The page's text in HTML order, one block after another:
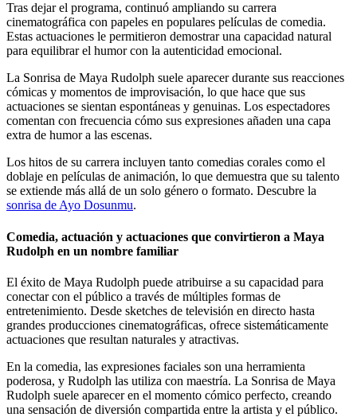
Tras dejar el programa, continuó ampliando su carrera
cinematográfica con papeles en populares películas de comedia.
Estas actuaciones le permitieron demostrar una capacidad natural
para equilibrar el humor con la autenticidad emocional.
La Sonrisa de Maya Rudolph suele aparecer durante sus reacciones
cómicas y momentos de improvisación, lo que hace que sus
actuaciones se sientan espontáneas y genuinas. Los espectadores
comentan con frecuencia cómo sus expresiones añaden una capa
extra de humor a las escenas.
Los hitos de su carrera incluyen tanto comedias corales como el
doblaje en películas de animación, lo que demuestra que su talento
se extiende más allá de un solo género o formato. Descubre la
sonrisa de Ayo Dosunmu.
Comedia, actuación y actuaciones que convirtieron a Maya
Rudolph en un nombre familiar
El éxito de Maya Rudolph puede atribuirse a su capacidad para
conectar con el público a través de múltiples formas de
entretenimiento. Desde sketches de televisión en directo hasta
grandes producciones cinematográficas, ofrece sistemáticamente
actuaciones que resultan naturales y atractivas.
En la comedia, las expresiones faciales son una herramienta
poderosa, y Rudolph las utiliza con maestría. La Sonrisa de Maya
Rudolph suele aparecer en el momento cómico perfecto, creando
una sensación de diversión compartida entre la artista y el público.